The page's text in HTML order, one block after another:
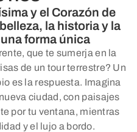
y el Corazón de
la historia y la
forma única
que te sumerja en la
de un tour terrestre? Un
es la respuesta. Imagina
ciudad, con paisajes
por tu ventana, mientras
y el lujo a bordo.